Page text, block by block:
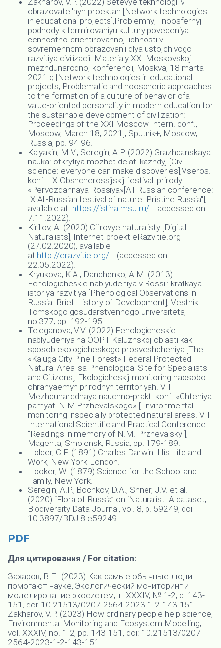
obrazovatel'nyh proektah [Network technologies
in educational projects],Problemnyj i noosfernyj
podhody k formirovaniyu kul'tury povedeniya
cennostno-orientirovannoj lichnosti v
sovremennom obrazovanii dlya ustojchivogo
razvitiya civilizacii: Materialy XXI Moskovskoj
mezhdunarodnoj konferencii, Moskva, 18 marta
2021 g.[Network technologies in educational
projects, Problematic and noospheric approaches
to the formation of a culture of behavior ofa
value-oriented personality in modern education for
the sustainable development of civilization:
Proceedings of the XXI Moscow Intern. conf.,
Moscow, March 18, 2021], Sputnik+, Moscow,
Russia, pp. 94-96.
Kalyakin, M.V., Seregin, A.P. (2022) Grazhdanskaya
nauka: otkrytiya mozhet delat' kazhdyj [Civil
science: everyone can make discoveries],Vseros.
konf.: IX Obshcherossijskij festival' prirody
«Pervozdannaya Rossiya»[All-Russian conference:
IX All-Russian festival of nature "Pristine Russia"],
available at: https://istina.msu.ru/...
accessed on
7.11.2022).
Kirillov, A. (2020) Cifrovye naturalisty [Digital
Naturalists], Internet-proekt eRazvitie.org
(27.02.2020), available
at:http://erazvitie.org/...
(accessed on
22.05.2022).
Kryukova, K.A., Danchenko, A.M. (2013)
Fenologicheskie nablyudeniya v Rossii: kratkaya
istoriya razvitiya [Phenological Observations in
Russia: Brief History of Development], Vestnik
Tomskogo gosudarstvennogo universiteta,
no.377, pp. 192-195.
Teleganova, V.V. (2022) Fenologicheskie
nablyudeniya na OOPT Kaluzhskoj oblasti kak
sposob ekologicheskogo prosveshcheniya [The
«Kaluga City Pine Forest» Federal Protected
Natural Area isa Phenological Site for Specialists
and Citizens], Ekologicheskij monitoring naosobo
ohranyaemyh prirodnyh territoriyah. VII
Mezhdunarodnaya nauchno-prakt. konf. «Chteniya
pamyati N.M.Przheval'skogo» [Environmental
monitoring inspecially protected natural areas. VII
International Scientific and Practical Conference
“Readings in memory of N.M. Przhevalsky"],
Magenta, Smolensk, Russia, pp. 179-189.
Holder, C.F. (1891) Charles Darwin: His Life and
Work, New York-London.
Hooker, W. (1879) Science for the School and
Family, New York.
Seregin, A.P., Bochkov, D.A., Shner, J.V. et al.
(2020) “Flora of Russia” on iNaturalist: A dataset,
Biodiversity Data Journal, vol. 8, p. 59249, doi
10.3897/BDJ.8.e59249.
PDF
Для цитирования / For citation:
Захаров, В.П. (2023) Как самые обычные люди
помогают науке, Экологический мониторинг и
моделирование экосистем, т. XXXIV, № 1-2, с. 143-
151, doi: 10.21513/0207-2564-2023-1-2-143-151.
Zakharov, V.P. (2023) How ordinary people help science,
Environmental Monitoring and Ecosystem Modelling,
vol. ХХXIV, no. 1-2, pp. 143-151, doi: 10.21513/0207-
2564-2023-1-2-143-151.